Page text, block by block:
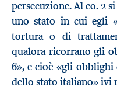
persecuzione. Al co. 2
uno stato in cui egli
tortura o di
qualora ricorrano gli
6», e cioè «gli
dello stato italiano» ivi